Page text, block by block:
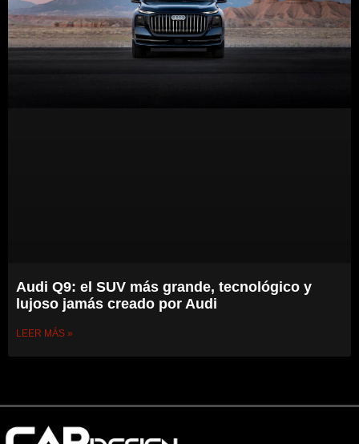
Audi Q9: el SUV más grande, tecnológico y
lujoso jamás creado por Audi
LEER MÁS »